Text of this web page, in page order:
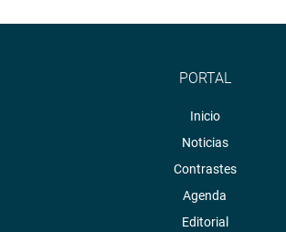
PORTAL
Inicio
Noticias
Contrastes
Agenda
Editorial